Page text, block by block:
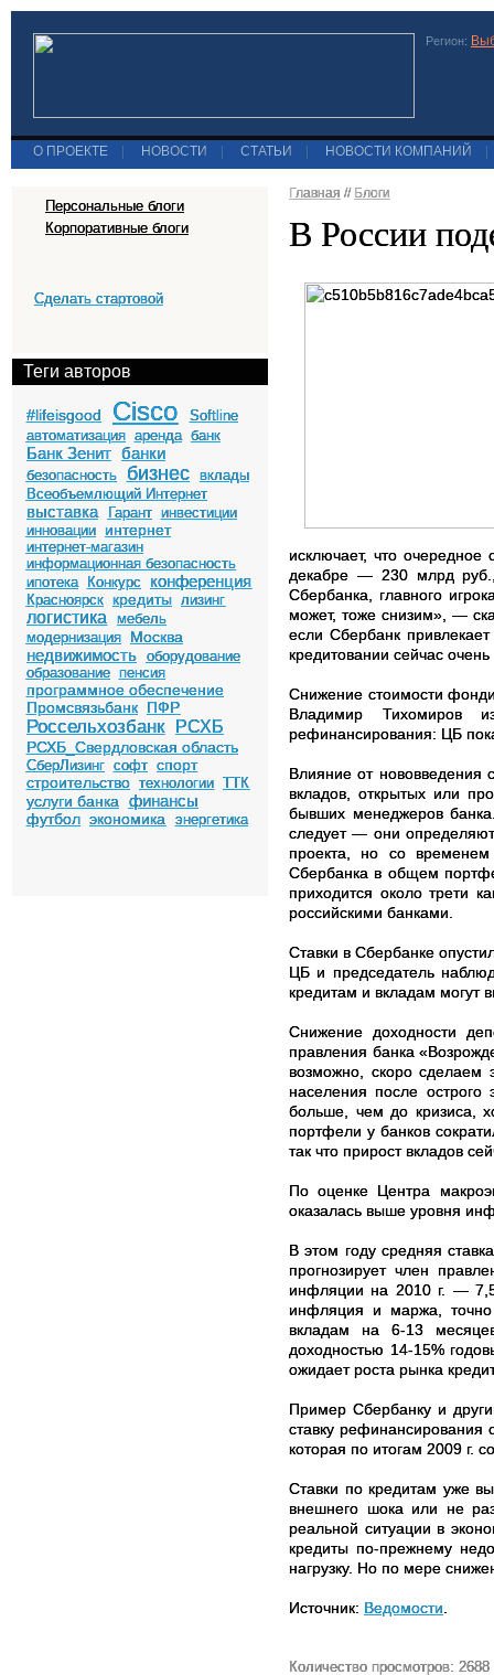
Регион:
О ПРОЕКТЕ НОВОСТИ СТАТЬИ НОВОСТИ КОМПАНИЙ
Персональные блоги
Корпоративные блоги
Сделать стартовой
Теги авторов
#lifeisgood Cisco
Softline
автоматизация аренда банк
Банк Зенит банки
безопасность бизнес
вклады
Всеобъемлющий Интернет
выставка Гарант инвестиции
инновации
интернет
интернет-магазин
информационная безопасность
ипотека
Конкурс конференция
Красноярск кредиты лизинг
логистика
мебель
модернизация
Москва
недвижимость оборудование
образование пенсия
программное обеспечение
Промсвязьбанк ПФР
Россельхозбанк РСХБ
РСХБ_Свердловская область
СберЛизинг софт спорт
строительство технологии ТТК
услуги банка финансы
футбол экономика энергетика
Главная // Блоги
В России
исключает, что
декабре — 230 млрд
Сбербанка, главного
может, тоже снизим», —
если Сбербанк
кредитовании сейчас
Снижение стоимости
Владимир Тихомиров
рефинансирования: ЦБ
Влияние от нововведения
вкладов, открытых или
бывших менеджеров
следует — они
проекта, но со временем
Сбербанка в общем
приходится около трети
российскими банками.
Ставки в Сбербанке
ЦБ и председатель
кредитам и вкладам могут
Снижение доходности
правления банка
возможно, скоро сделаем
населения после
больше, чем до кризиса,
портфели у банков
так что прирост вкладов
По оценке Центра
оказалась выше уровня
В этом году средняя
прогнозирует член
инфляции на 2010 г. —
инфляция и маржа,
вкладам на 6-13
доходностью 14-15%
ожидает роста рынка
Пример Сбербанку и
ставку
которая по итогам 2009 г.
Ставки по кредитам уже
внешнего шока или не
реальной ситуации в
кредиты по-прежнему
нагрузку. Но по мере
Источник: Ведомости
Количество просмотров: 2688